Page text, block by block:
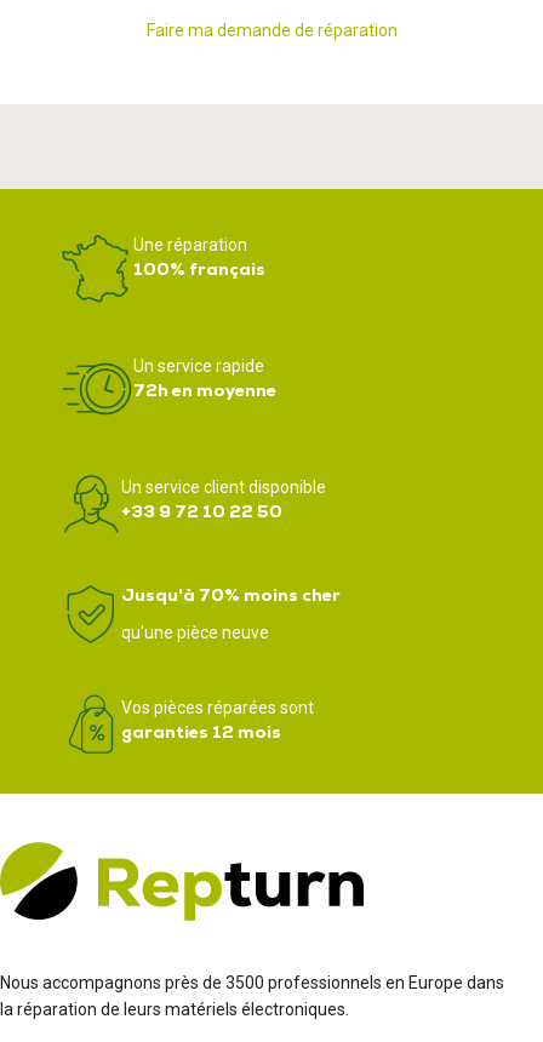
Faire ma demande de réparation
Une réparation
100% français
Un service rapide
72h en moyenne
Un service client disponible
+33 9 72 10 22 50
Jusqu'à 70% moins cher
qu'une pièce neuve
Vos pièces réparées sont
garanties 12 mois
Nous accompagnons près de 3500 professionnels en Europe dans
la réparation de leurs matériels électroniques.